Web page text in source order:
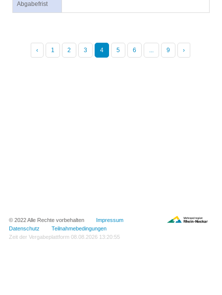
Abgabefrist
‹ 1 2 3 4 5 6 ... 9 ›
© 2022 Alle Rechte vorbehalten Impressum
Datenschutz
Teilnahmebedingungen
Zeit der Vergabeplattform 08.08.2026 13:20:55